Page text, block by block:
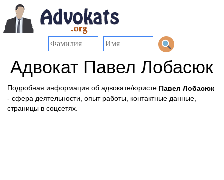
Адвокат Павел Лобасюк
Подробная информация об адвокате/юристе Павел Лобасюк
- сфера деятельности, опыт работы, контактные данные,
страницы в соцсетях.